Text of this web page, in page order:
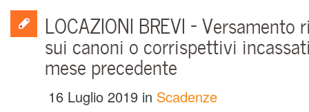
LOCAZIONI BREVI –
sui canoni o corrispettivi
mese precedente
16 Luglio 2019 in Scadenze